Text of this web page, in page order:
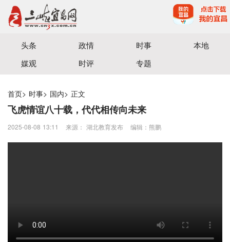
宜昌三峡融媒体中心主办
头条 政情 时事
本地
媒观
时评 专题
首页> 时事> 国内> 正文
飞虎情谊八十载，代代相传向未来
2025-08-08 13:11 来源： 湖北教育发布 编辑：熊鹏